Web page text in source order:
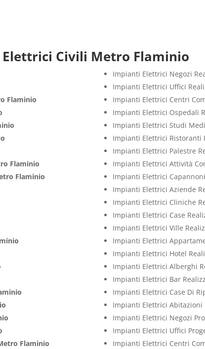
Civili Metro Flaminio
Flaminio
Flaminio
Flaminio
Flaminio
Impianti Elettrici Negozi
Impianti Elettrici Uffici
Impianti Elettrici Centri
Impianti Elettrici Ospedali
Impianti Elettrici Studi
Impianti Elettrici Ristoranti
Impianti Elettrici Palestre
Impianti Elettrici Attività
Impianti Elettrici
Impianti Elettrici Aziende
Impianti Elettrici Cliniche
Impianti Elettrici Case
Impianti Elettrici Ville
Impianti Elettrici
Impianti Elettrici Hotel
Impianti Elettrici Alberghi
Impianti Elettrici Bar
Impianti Elettrici Case Di
Impianti Elettrici Abitazioni
Impianti Elettrici Negozi
Impianti Elettrici Uffici
Impianti Elettrici Centri